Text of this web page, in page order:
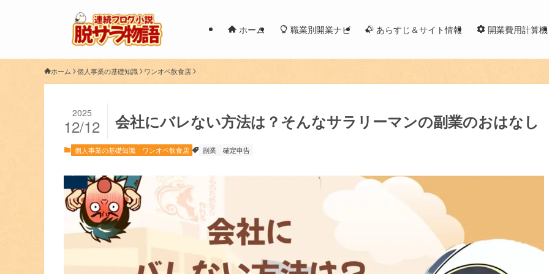
ホーム 職業別開業ナビ あらすじ＆サイト情報 開業費用計算機
ホーム 個人事業の基礎知識 ワンオペ飲食店
会社にバレない方法は？そんなサラリーマンの副業のおはなし
2025
12/12
個人事業の基礎知識 ワンオペ飲食店 副業 確定申告